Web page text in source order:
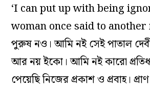
‘I can put up with being
woman once said to another
পুরুষ নও। আমি নই সেই পাতাল
আর নয় ইকো। আমি নই কারো
পেয়েছি নিজের প্রকাশ ও প্রবাহ।